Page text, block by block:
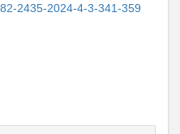
2435-2024-4-3-341-359